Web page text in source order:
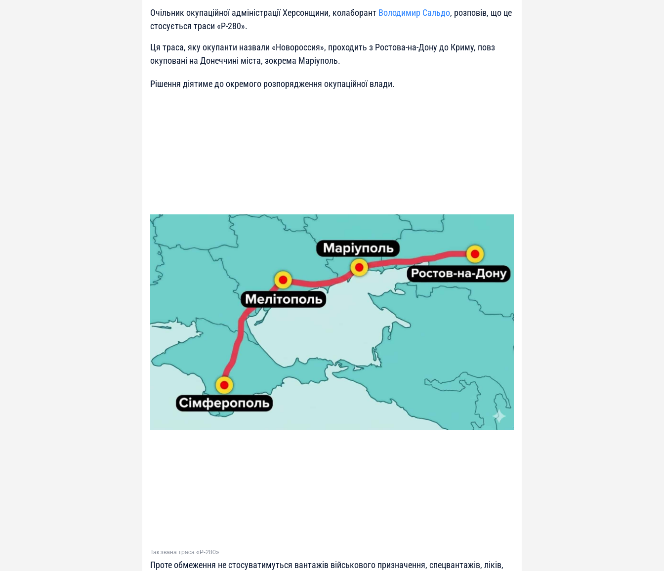
Очільник окупаційної адміністрації Херсонщини, колаборант Володимир Сальдо, розповів, що це
стосується траси «Р-280».
Ця траса, яку окупанти назвали «Новороссия», проходить з Ростова-на-Дону до Криму, повз
окуповані на Донеччині міста, зокрема Маріуполь.
Рішення діятиме до окремого розпорядження окупаційної влади.
Так звана траса «Р-280»
Проте обмеження не стосуватимуться вантажів військового призначення, спецвантажів, ліків,